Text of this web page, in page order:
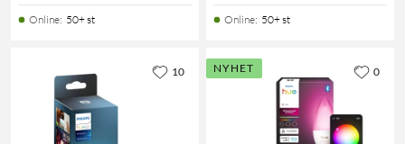
Online: 50+ st Online: 50+ st
10 NYHET 0